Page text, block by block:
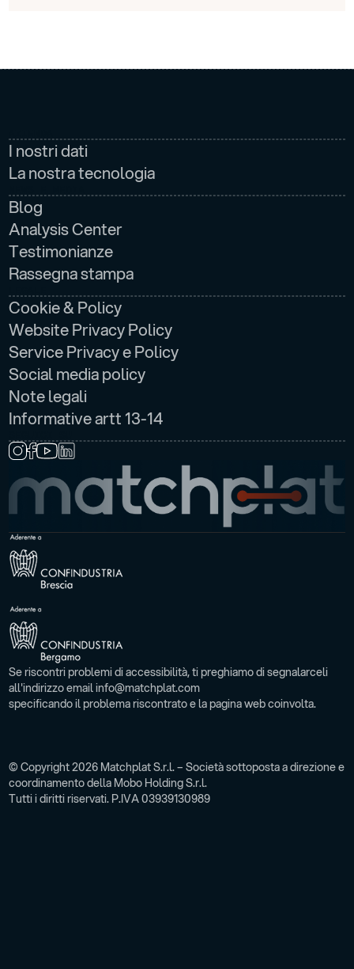
I nostri dati
La nostra tecnologia
Blog
Analysis Center
Testimonianze
Rassegna stampa
Cookie & Policy
Website Privacy Policy
Service Privacy e Policy
Social media policy
Note legali
Informative artt 13-14
Se riscontri problemi di accessibilità, ti preghiamo di segnalarceli
all'indirizzo email info@matchplat.com
specificando il problema riscontrato e la pagina web coinvolta.
© Copyright 2026 Matchplat S.r.l. – Società sottoposta a direzione e
coordinamento della Mobo Holding S.r.l.
Tutti i diritti riservati. P.IVA 03939130989